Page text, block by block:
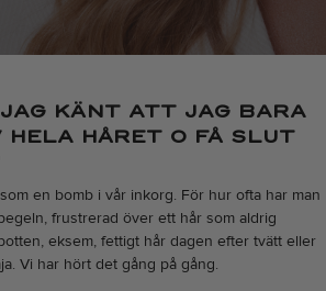
KÄNT ATT JAG BARA
HÅRET O FÅ SLUT
en bomb i vår inkorg. För hur ofta har man
frustrerad över ett hår som aldrig
eksem, fettigt hår dagen efter tvätt eller
Vi har hört det gång på gång.